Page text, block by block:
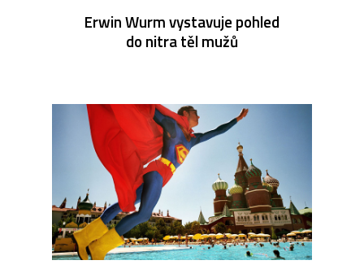
Erwin Wurm vystavuje pohled
do nitra těl mužů